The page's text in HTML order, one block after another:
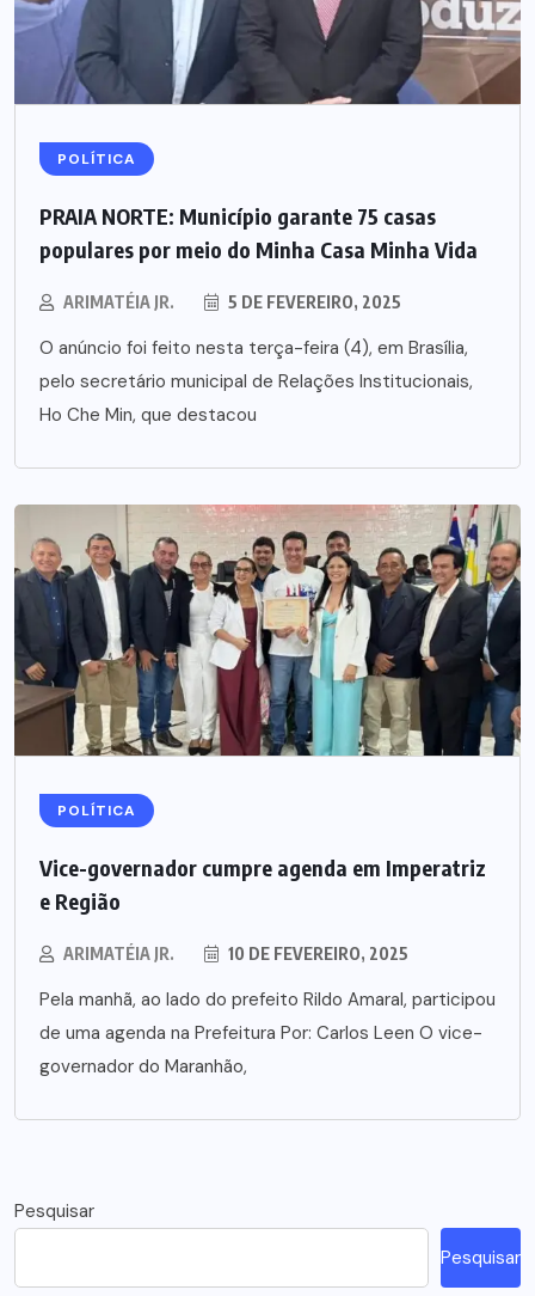
POLÍTICA
PRAIA NORTE: Município garante 75 casas
populares por meio do Minha Casa Minha Vida
ARIMATÉIA JR. 5 DE FEVEREIRO, 2025
O anúncio foi feito nesta terça-feira (4), em Brasília,
pelo secretário municipal de Relações Institucionais,
Ho Che Min, que destacou
POLÍTICA
Vice-governador cumpre agenda em Imperatriz
e Região
ARIMATÉIA JR. 10 DE FEVEREIRO, 2025
Pela manhã, ao lado do prefeito Rildo Amaral, participou
de uma agenda na Prefeitura Por: Carlos Leen O vice-
governador do Maranhão,
Pesquisar
Pesquisar